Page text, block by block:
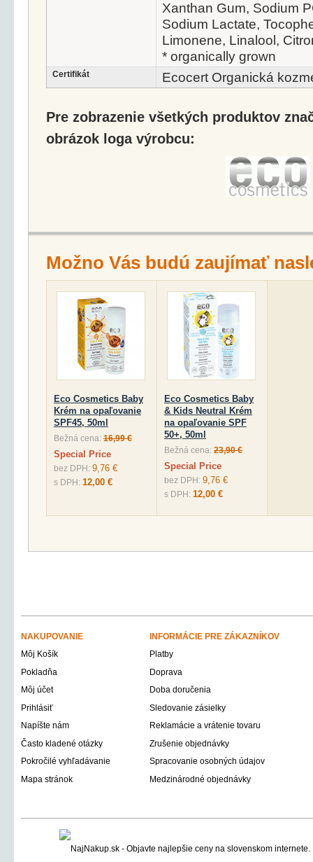
Xanthan Gum, Sodium
Sodium Lactate,
Limonene, Linalool,
* organically grown
Certifikát Ecocert Organická
Pre zobrazenie všetkých produktov
obrázok loga výrobcu:
Možno Vás budú zaujímať
Eco Cosmetics Baby
Krém na opaľovanie
SPF45, 50ml
Bežná cena: 16,99 €
Special Price
bez DPH: 9,76 €
s DPH: 12,00 €
Eco Cosmetics Baby
& Kids Neutral Krém
na opaľovanie SPF
50+, 50ml
Bežná cena: 23,90 €
Special Price
bez DPH: 9,76 €
s DPH: 12,00 €
NAKUPOVANIE
INFORMÁCIE PRE ZÁKAZNÍKOV
Môj Košík
Platby
Pokladňa
Doprava
Môj účet
Doba doručenia
Prihlásiť
Sledovanie zásielky
Napíšte nám
Reklamácie a vrátenie tovaru
Často kladené otázky
Zrušenie objednávky
Pokročilé vyhľadávanie
Spracovanie osobných údajov
Mapa stránok
Medzinárodné objednávky